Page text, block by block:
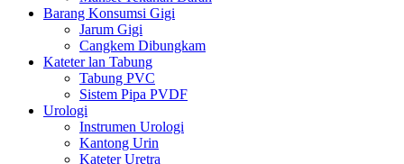
Barang Konsumsi Gigi
Jarum Gigi
Cangkem Dibungkam
Kateter lan Tabung
Tabung PVC
Sistem Pipa PVDF
Urologi
Instrumen Urologi
Kantong Urin
Kateter Uretra